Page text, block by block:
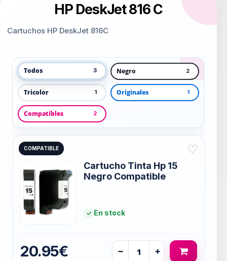
HP DeskJet 816 C
Cartuchos HP DeskJet 816C
Todos 3 Negro 2
Tricolor 1 Originales 1
Compatibles 2
COMPATIBLE ♡
Cartucho Tinta Hp 15
Negro Compatible
En stock
20.95€ − +